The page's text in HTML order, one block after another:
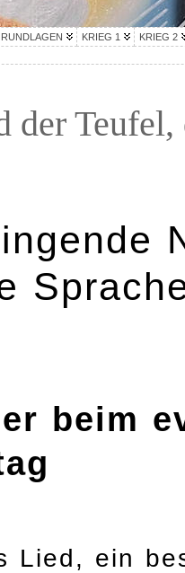
KRIEG 1
KRIEG 2
der
beim
Lied, ein